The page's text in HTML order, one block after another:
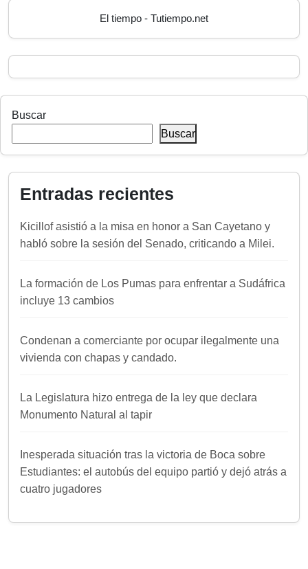
El tiempo - Tutiempo.net
Buscar
Buscar
Entradas recientes
Kicillof asistió a la misa en honor a San Cayetano y
habló sobre la sesión del Senado, criticando a Milei.
La formación de Los Pumas para enfrentar a Sudáfrica
incluye 13 cambios
Condenan a comerciante por ocupar ilegalmente una
vivienda con chapas y candado.
La Legislatura hizo entrega de la ley que declara
Monumento Natural al tapir
Inesperada situación tras la victoria de Boca sobre
Estudiantes: el autobús del equipo partió y dejó atrás a
cuatro jugadores